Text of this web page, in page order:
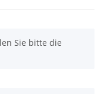
Sie bitte die